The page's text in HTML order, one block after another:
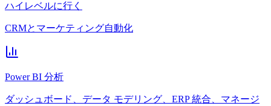
ハイレベルに行く
CRMとマーケティング自動化
Power BI 分析
ダッシュボード、データ モデリング、ERP 統合、マネージ